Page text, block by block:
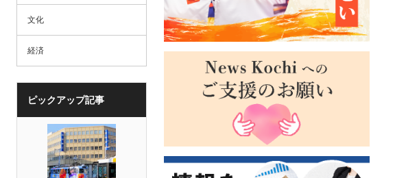
文化
経済
ピックアップ記事